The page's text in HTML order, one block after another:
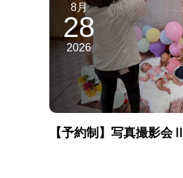
8月
28
2026
【予約制】写真撮影会Ⅱ